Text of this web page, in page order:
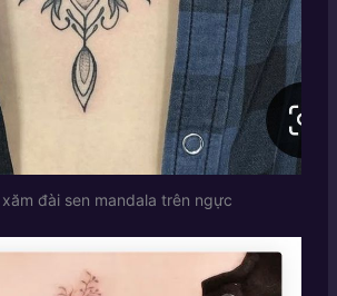
đài sen mandala trên ngực